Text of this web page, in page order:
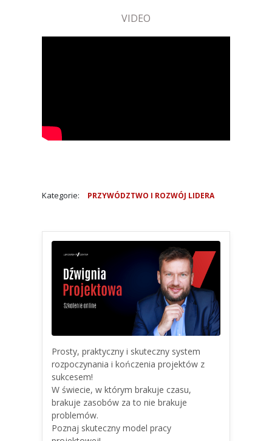
VIDEO
Kategorie: PRZYWÓDZTWO I ROZWÓJ LIDERA
Prosty, praktyczny i skuteczny system
rozpoczynania i kończenia projektów z
sukcesem!
W świecie, w którym brakuje czasu,
brakuje zasobów za to nie brakuje
problemów.
Poznaj skuteczny model pracy